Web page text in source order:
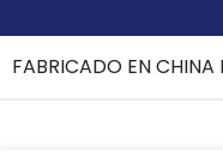
FABRICADO EN CHINA